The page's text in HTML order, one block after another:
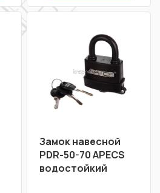
Замок навесной
PDR-50-70 APECS
водостойкий